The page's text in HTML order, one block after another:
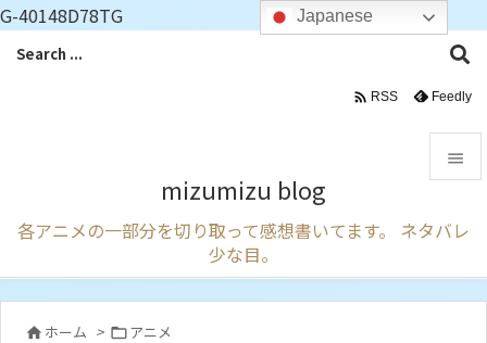
G-40148D78TG
mizumizu blog
各アニメの一部分を切り取って感想書いてます。 ネタバレ
少な目。

メニュ
 RSS Feedly
 ホーム > アニメ
Japanese